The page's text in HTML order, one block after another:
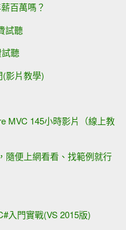
百萬嗎？
試聽
聽
影片教學)
MVC 145小時影片（線上教
隨便上網看看、找範例就行
入門實戰(VS 2015版)